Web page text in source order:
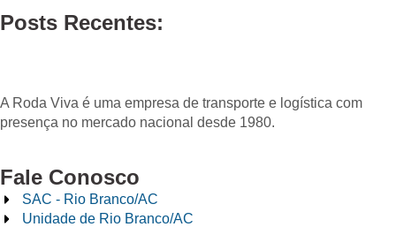
Posts Recentes:
A Roda Viva é uma empresa de transporte e logística com
presença no mercado nacional desde 1980.
Fale Conosco
SAC - Rio Branco/AC
Unidade de Rio Branco/AC